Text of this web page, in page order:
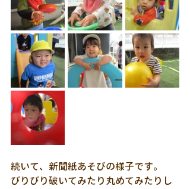
続いて、新聞紙あそびの様子です。
びりびり破いてみたり丸めてみたりし